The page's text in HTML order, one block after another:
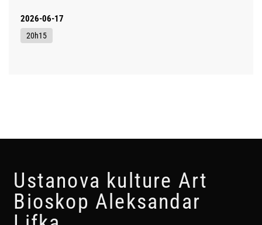
2026-06-17
20h15
Ustanova kulture Art
Bioskop Aleksandar